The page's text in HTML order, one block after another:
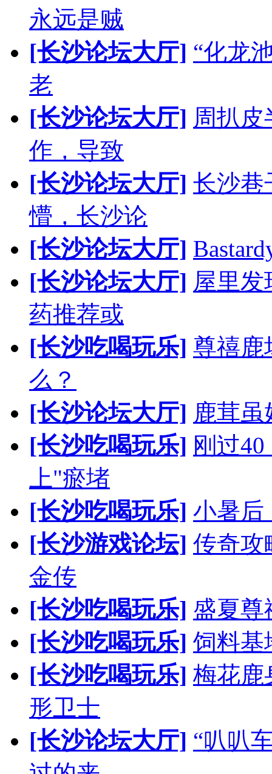
永远是贼
[长沙论坛大厅] “化龙
老
[长沙论坛大厅] 周扒
作，导致
[长沙论坛大厅] 长沙巷
懵，长沙论
[长沙论坛大厅]
[长沙论坛大厅] 屋里
药推荐或
[长沙吃喝玩乐] 尊禧鹿
么？
[长沙论坛大厅] 鹿茸
[长沙吃喝玩乐] 刚过
上"瘀堵
[长沙吃喝玩乐] 小暑后
[长沙游戏论坛] 传奇攻
金传
[长沙吃喝玩乐] 盛夏尊
[长沙吃喝玩乐] 饲料基
[长沙吃喝玩乐] 梅花鹿
形卫士
[长沙论坛大厅] “叭叭